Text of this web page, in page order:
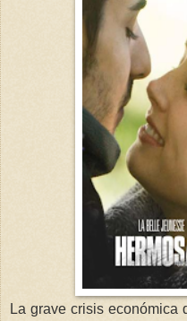
La grave crisis económica